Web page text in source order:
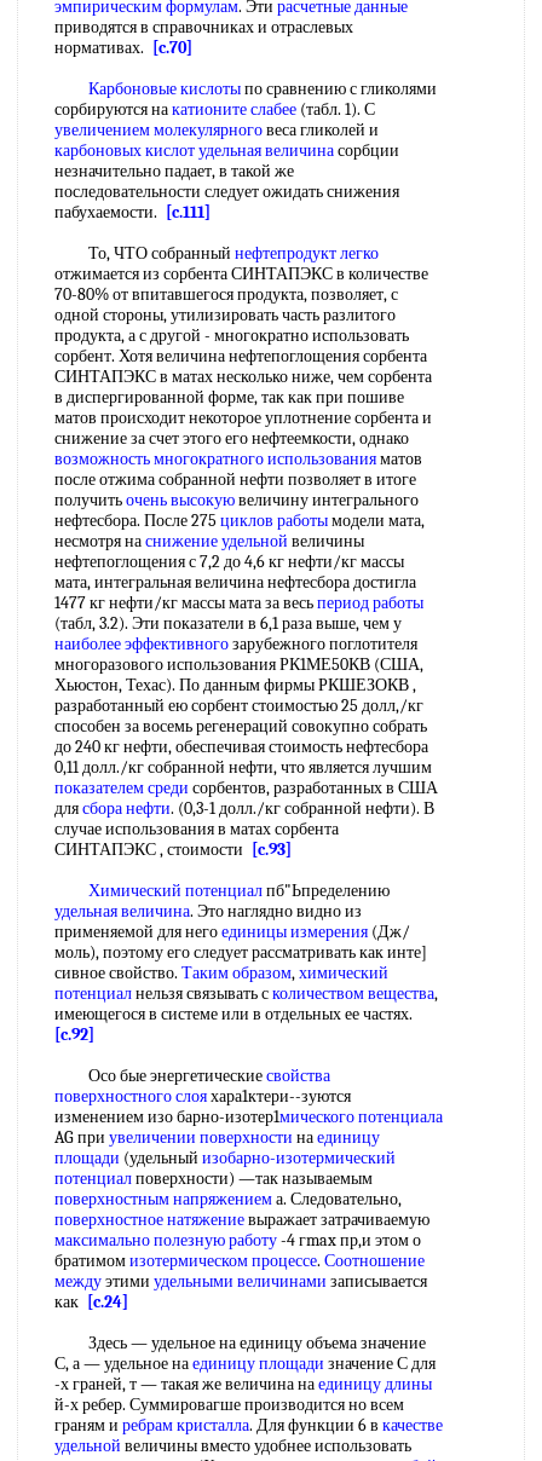
эмпирическим формулам. Эти расчетные данные
приводятся в справочниках и отраслевых
нормативах.
[c.70]
Карбоновые кислотыпо сравнению с гликолями
сорбируются накатионите слабее (табл. 1). С
увеличением молекулярноговеса гликолей и
карбоновых кислотудельная величинасорбции
незначительно падает, в такой же
последовательности следует ожидать снижения
пабухаемости.
[c.111]
То, ЧТО собранный нефтепродукт легко
отжимается из сорбента СИНТАПЭКС в количестве
70-80% от впитавшегося продукта, позволяет, с
одной стороны, утилизировать часть разлитого
продукта, а с другой - многократно использовать
сорбент. Хотя величина нефтепоглощения сорбента
СИНТАПЭКС в матах несколько ниже, чем сорбента
в диспергированной форме, так как при пошиве
матов происходит некоторое уплотнение сорбента и
снижение за счет этого его нефтеемкости, однако
возможность многократного использованияматов
после отжима собранной нефти позволяет в итоге
получитьочень высокуювеличину интегрального
нефтесбора. После 275 циклов работымодели мата,
несмотря наснижение удельной величины
нефтепоглощения с 7,2 до 4,6 кг нефти/кг массы
мата, интегральная величина нефтесбора достигла
1477 кг нефти/кг массы мата за весьпериод работы
(табл, 3.2). Эти показатели в 6,1 раза выше, чем у
наиболее эффективногозарубежного поглотителя
многоразового использования РК1МЕ50КВ (США,
Хьюстон, Техас). По данным фирмы РКШЕЗОКВ ,
разработанный ею сорбент стоимостью 25 долл,/кг
способен за восемь регенераций совокупно собрать
до 240 кг нефти, обеспечивая стоимость нефтесбора
0,11 долл./кг собранной нефти, что является лучшим
показателем среди сорбентов, разработанных в США
длясбора нефти. (0,3-1 долл./кг собранной нефти). В
случае использования в матах сорбента
СИНТАПЭКС , стоимости
[c.93]
Химический потенциалпб"Ьпределению
удельная величина. Это наглядно видно из
применяемой для негоединицы измерения (Дж/
моль), поэтому его следует рассматривать как инте]
сивное свойство. Таким образом,химический
потенциалнельзя связывать сколичеством вещества,
имеющегося в системе или в отдельных ее частях.
[c.92]
Осо бые энергетическиесвойства
поверхностного слояхара1ктери--зуются
изменением изо барно-изотер1мического потенциала
AG при увеличении поверхности наединицу
площади (удельный изобарно-изотермический
потенциалповерхности) —так называемым
поверхностным напряжениема. Следовательно,
поверхностное натяжениевыражает затрачиваемую
максимально полезную работу-4 гmax пр,и этом о
братимомизотермическом процессе. Соотношение
междуэтими удельными величинами записывается
как [c.24]
Здесь — удельное на единицу объема значение
С, а — удельное наединицу площади значение С для
-х граней, т — такая же величина наединицу длины
й-х ребер. Суммировагше производится но всем
граням и ребрам кристалла. Для функции 6 в качестве
удельной величины вместо удобнее использовать